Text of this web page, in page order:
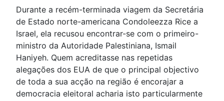
Durante a recém-terminada viagem da Secretária
de Estado norte-americana Condoleezza Rice a
Israel, ela recusou encontrar-se com o primeiro-
ministro da Autoridade Palestiniana, Ismail
Haniyeh. Quem acreditasse nas repetidas
alegações dos EUA de que o principal objectivo
de toda a sua acção na região é encorajar a
democracia eleitoral acharia isto particularmente